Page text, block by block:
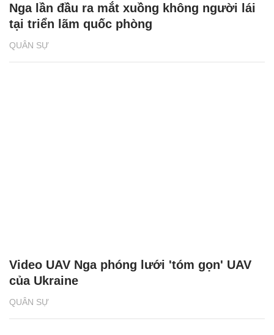
QUÂN SỰ
Nga lần đầu ra mắt xuồng không người lái
tại triển lãm quốc phòng
QUÂN SỰ
Video UAV Nga phóng lưới 'tóm gọn' UAV
của Ukraine